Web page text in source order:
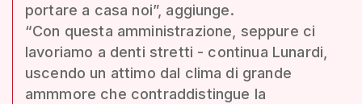
portare a casa noi”, aggiunge.
“Con questa amministrazione, seppure ci
lavoriamo a denti stretti - continua Lunardi,
uscendo un attimo dal clima di grande
ammmore che contraddistingue la